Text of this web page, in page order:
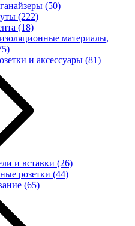
(50)
(222)
(18)
материалы,
и аксессуары (81)
и вставки (26)
розетки (44)
(65)